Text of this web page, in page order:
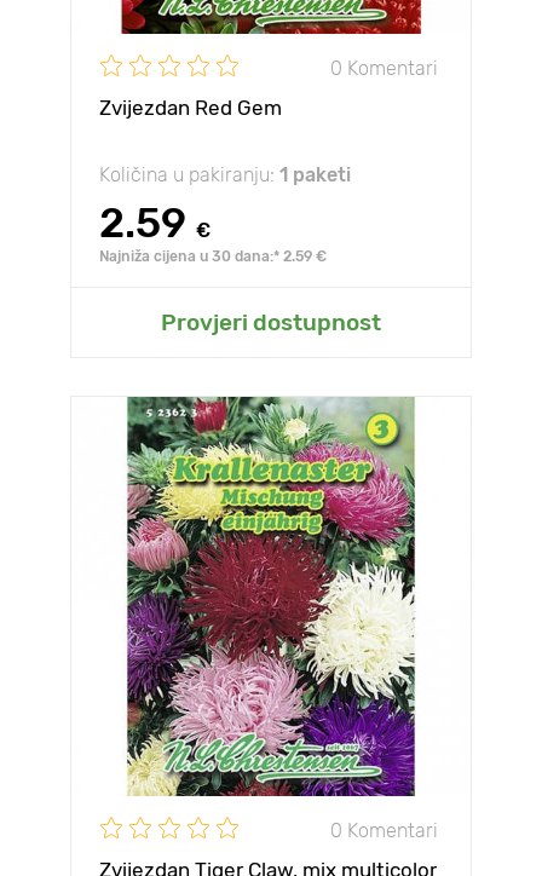
0 Komentari
Zvijezdan Red Gem
Količina u pakiranju: 1 paketi
2.59 €
Najniža cijena u 30 dana:* 2.59 €
Provjeri dostupnost
0 Komentari
Zvijezdan Tiger Claw, mix multicolor